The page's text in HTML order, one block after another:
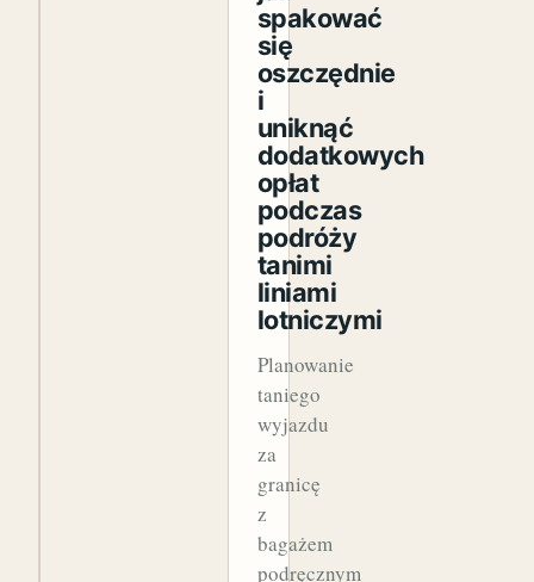
spakować
się
oszczędnie
i
uniknąć
dodatkowych
opłat
podczas
podróży
tanimi
liniami
lotniczymi
Planowanie
taniego
wyjazdu
za
granicę
z
bagażem
podręcznym